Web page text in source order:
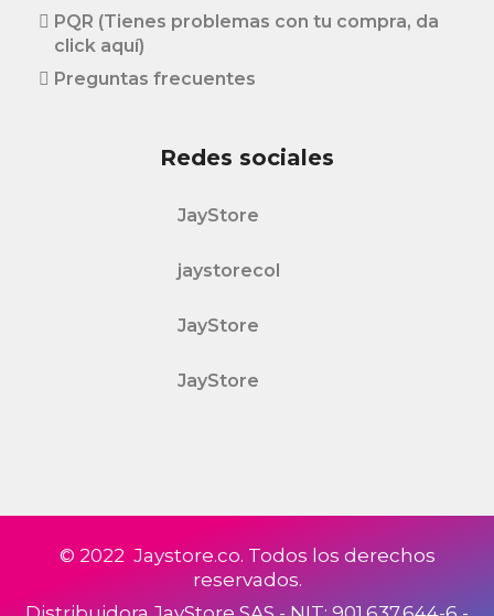
PQR (Tienes problemas con tu compra, da
click aquí)
Preguntas frecuentes
Redes sociales
JayStore
jaystorecol
JayStore
JayStore
© 2022 Jaystore.co. Todos los derechos
reservados.